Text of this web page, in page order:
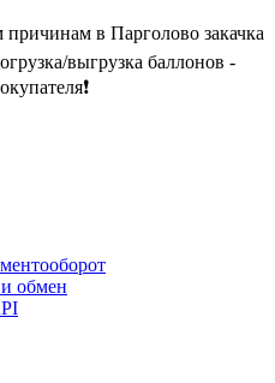
причинам в Парголово закачка
выгрузка баллонов -
обмен